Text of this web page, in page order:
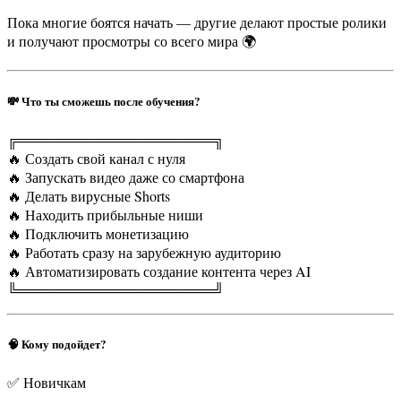
Пока многие боятся начать — другие делают простые ролики
и получают просмотры со всего мира 🌍
💸 Что ты сможешь после обучения?
╔════════════════════╗
🔥 Создать свой канал с нуля
🔥 Запускать видео даже со смартфона
🔥 Делать вирусные Shorts
🔥 Находить прибыльные ниши
🔥 Подключить монетизацию
🔥 Работать сразу на зарубежную аудиторию
🔥 Автоматизировать создание контента через AI
╚════════════════════╝
🧠 Кому подойдет?
✅ Новичкам